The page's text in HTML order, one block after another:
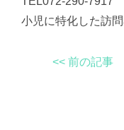
小児に特化した訪
<< 前の記事